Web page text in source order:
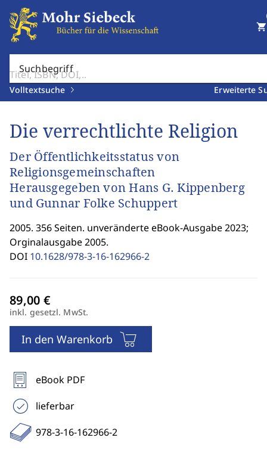
Suchbegriff
Volltextsuche Erweiterte
shopping_cart
Die verrechtlichte Religion
Der Öffentlichkeitsstatus von
Religionsgemeinschaften
Herausgegeben von Hans G. Kippenberg
und Gunnar Folke Schuppert
2005. 356 Seiten. unveränderte eBook-Ausgabe 2023;
Orginalausgabe 2005.
DOI 10.1628/978-3-16-162966-2
inkl. gesetzl. MwSt.
In den Warenkorb
eBook PDF
lieferbar
978-3-16-162966-2